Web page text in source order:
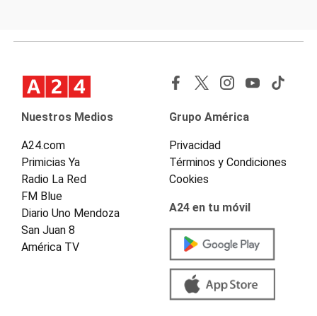
Nuestros Medios
A24.com
Primicias Ya
Radio La Red
FM Blue
Diario Uno Mendoza
San Juan 8
América TV
Grupo América
Privacidad
Términos y Condiciones
Cookies
A24 en tu móvil